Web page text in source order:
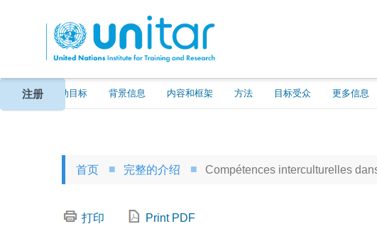
关于 活动目标 背景信息 内容和框架 方法 目标受众 更多信息
注册
首页 完整的介绍 Compétences interculturelles
打印 Print PDF